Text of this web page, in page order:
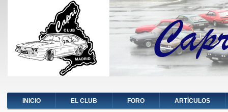
INICIO EL CLUB FORO ARTÍCULOS